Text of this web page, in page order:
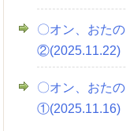
〇オン、おた
②(2025.11.22)
〇オン、おた
①(2025.11.16)